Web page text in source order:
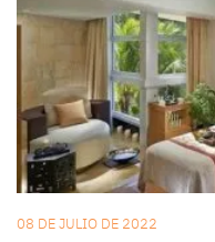
08 DE JULIO DE 2022